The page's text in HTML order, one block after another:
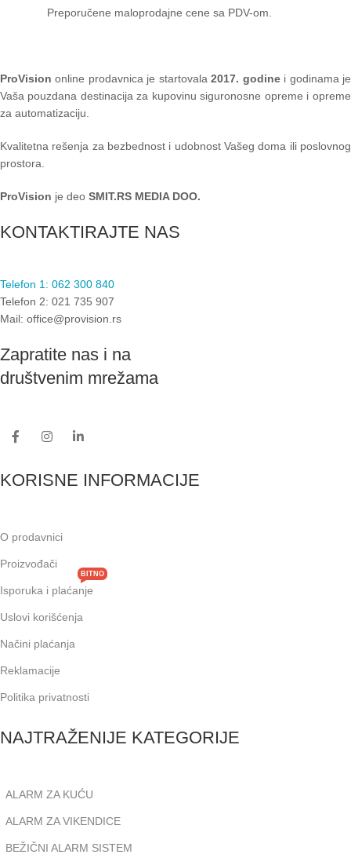
Preporučene maloprodajne cene sa PDV-om.
ProVision online prodavnica je startovala2017. godinei godinama je
Vaša pouzdana destinacija za kupovinu siguronosne opreme i opreme
za automatizaciju.
Kvalitetna rešenja za bezbednost i udobnost Vašeg doma ili poslovnog
prostora.
ProVision je deo SMIT.RS MEDIA DOO.
KONTAKTIRAJTE NAS
Telefon 1: 062 300 840
Telefon 2: 021 735 907
Mail: office@provision.rs
Zapratite nas i na
društvenim mrežama
KORISNE INFORMACIJE
O prodavnici
Proizvođači
Isporuka i plaćanje
BITNO
Uslovi korišćenja
Načini plaćanja
Reklamacije
Politika privatnosti
NAJTRAŽENIJE KATEGORIJE
ALARM ZA KUĆU
ALARM ZA VIKENDICE
BEŽIČNI ALARM SISTEM